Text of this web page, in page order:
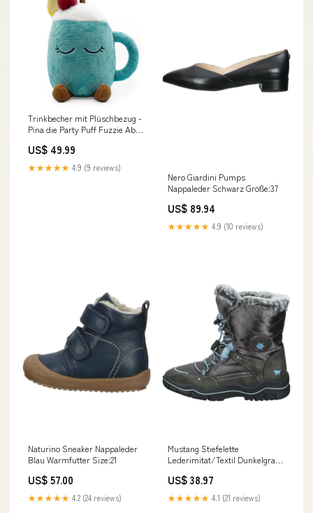
Trinkbecher mit Plüschbezug -
Pina die Party Puff Fuzzie Ab
US$ 49.99
★★★★★ 4.9 (9 reviews)
Nero Giardini Pumps
Nappaleder Schwarz Größe:37
US$ 89.94
★★★★★ 4.9 (10 reviews)
Naturino Sneaker Nappaleder
Blau Warmfutter Size:21
US$ 57.00
★★★★★ 4.2 (24 reviews)
Mustang Stiefelette
Lederimitat/Textil Dunkelgrau
US$ 38.97
★★★★★ 4.1 (21 reviews)